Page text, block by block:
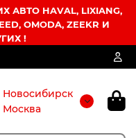
HAVAL, LIXIANG,
OMODA, ZEEKR И
!
Новосибирск
Москва